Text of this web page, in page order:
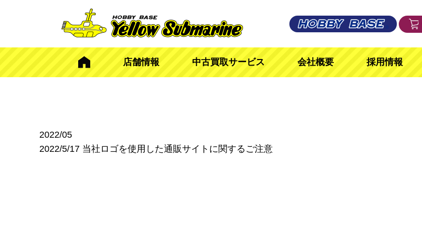
店舗情報 中古買取サービス 会社概要 採用情報
2022/05
2022/5/17 当社ロゴを使用した通販サイトに関するご注意